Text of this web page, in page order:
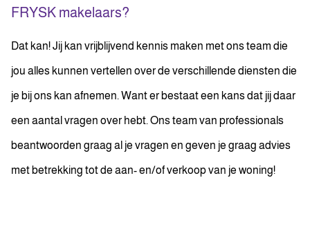
FRYSK makelaars?
Dat kan! Jij kan vrijblijvend kennis maken met ons team die
jou alles kunnen vertellen over de verschillende diensten die
je bij ons kan afnemen. Want er bestaat een kans dat jij daar
een aantal vragen over hebt. Ons team van professionals
beantwoorden graag al je vragen en geven je graag advies
met betrekking tot de aan- en/of verkoop van je woning!